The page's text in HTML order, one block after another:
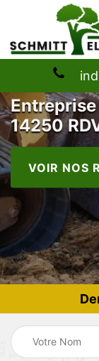
14250
VOIR NOS